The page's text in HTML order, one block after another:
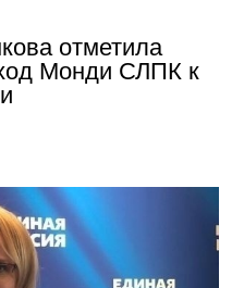
отметила
Монди СЛПК к